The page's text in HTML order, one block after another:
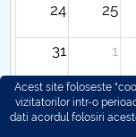
24 25
31 1
Acest site foloseste
vizitatorilor intr-o
dati acordul folosiri